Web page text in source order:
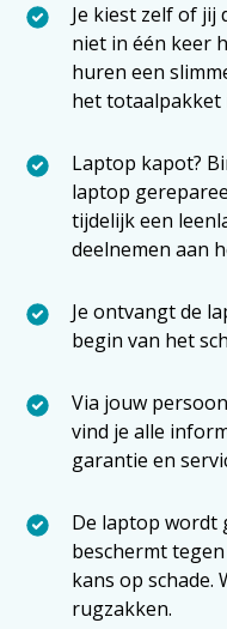
Je kiest zelf of
niet in één keer
huren een
het totaalpakket
Laptop kapot?
laptop
tijdelijk een
deelnemen aan
Je ontvangt de
begin van het
Via jouw
vind je alle
garantie en
De laptop wordt
beschermt
kans op schade.
rugzakken.